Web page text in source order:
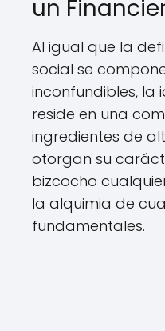
un
Al igual que la
social se
inconfundibles, la
reside en una
ingredientes de
otorgan su
bizcocho
la alquimia de
fundamentales.